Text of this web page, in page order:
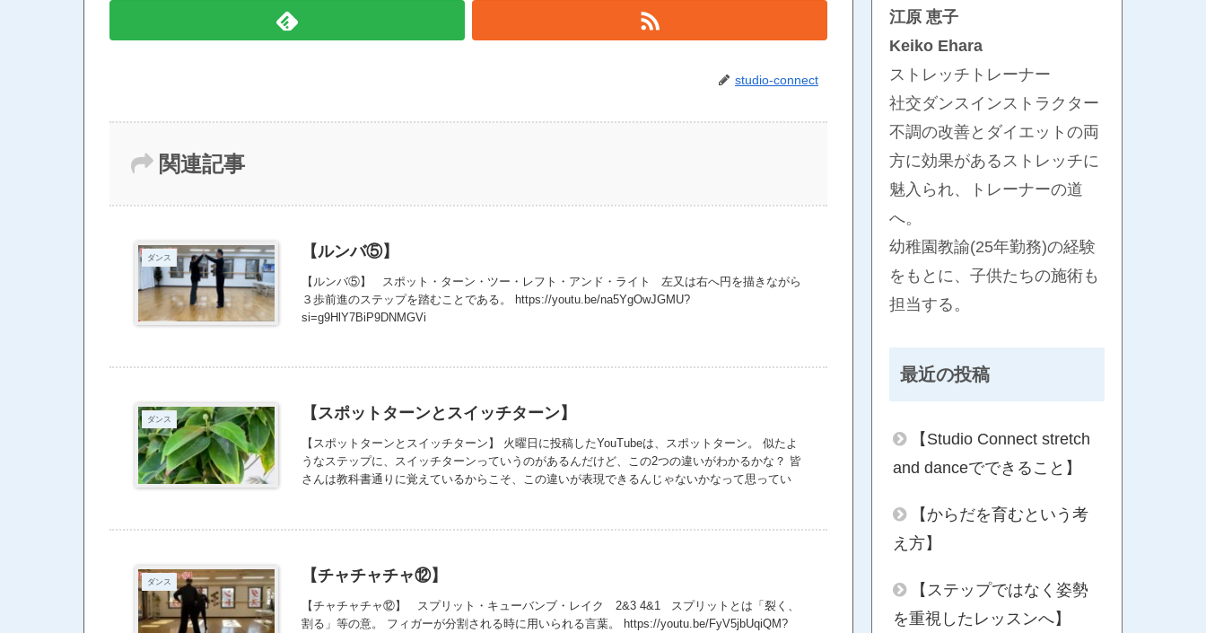
studio-connect
関連記事
ダンス 【ルンバ⑤】
【ルンバ⑤】 スポット・ターン・ツー・レフト・アンド・ライト 左又は右へ円を描きながら
３歩前進のステップを踏むことである。 https://youtu.be/na5YgOwJGMU?
si=g9HlY7BiP9DNMGVi
ダンス 【スポットターンとスイッチターン】
【スポットターンとスイッチターン】 火曜日に投稿したYouTubeは、スポットターン。 似たよ
うなステップに、スイッチターンっていうのがあるんだけど、この2つの違いがわかるかな？ 皆
さんは教科書通りに覚えているからこそ、この違いが表現できるんじゃないかなって思ってい
われ、「横へ」で終わる。 〈スイッチ・ターン〉 男子又は女子によりソロで、左又は右へ回転
足後ろで終わる 2.左足に体重を移す 3.右足 横へ 今週投稿のスポットターン、来週投稿のスイ
ッチターンはとっても大事。 YouTubeを繰り返し観て、違いを理解してね。 スポットターンは
『3歩前進』がポイントだよ。
ダンス 【チャチャチャ⑫】
【チャチャチャ⑫】 スプリット・キューバンブ・レイク 2&3 4&1 スプリットとは「裂く、
割る」等の意。 フィガーが分割される時に用いられる言葉。 https://youtu.be/FyV5jbUqiQM?
江原 恵子
Keiko Ehara
ストレッチトレーナー
社交ダンスインストラクター
不調の改善とダイエットの両
方に効果があるストレッチに
魅入られ、トレーナーの道
へ。
幼稚園教諭(25年勤務)の経験
をもとに、子供たちの施術も
担当する。
最近の投稿
【Studio Connect stretch
and danceでできること】
【からだを育むという考
え方】
【ステップではなく姿勢
を重視したレッスンへ】